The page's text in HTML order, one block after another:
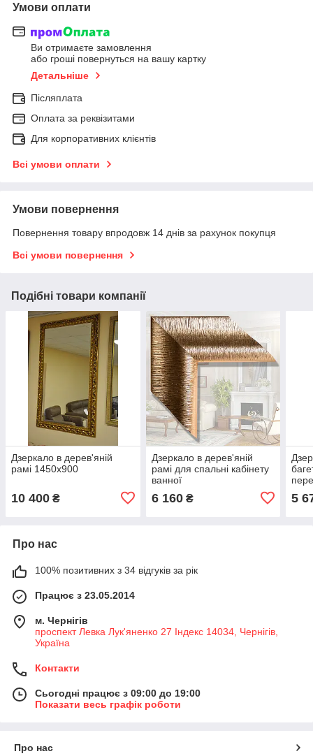
Умови оплати
Ви отримаєте замовлення
або гроші повернуться на вашу картку
Детальніше
Післяплата
Оплата за реквізитами
Для корпоративних клієнтів
Всі умови оплати
Умови повернення
Повернення товару впродовж 14 днів за рахунок покупця
Всі умови повернення
Подібні товари компанії
Дзеркало в дерев'яній
рамі 1450х900
10 400 ₴
Дзеркало в дерев'яній
рамі для спальні кабінету
ванної
6 160₴ 5
Про нас
100% позитивних з 34 відгуків за рік
Працює з 23.05.2014
м. Чернігів
проспект Левка Лук'яненко 27 Індекс 14034, Чернігів,
Україна
Контакти
Сьогодні працює з 09:00 до 19:00
Показати весь графік роботи
Про нас